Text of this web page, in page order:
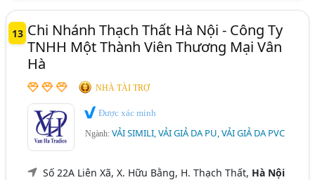
13 Chi Nhánh Thạch Thất Hà Nội - Công Ty
TNHH Một Thành Viên Thương Mại Vân
Hà
NHÀ TÀI TRỢ
Được xác minh
Ngành:VẢI SIMILI, VẢI GIẢ DA PU, VẢI GIẢ DA PVC
Số 22A Liên Xã, X. Hữu Bằng, H. Thạch Thất, Hà Nội